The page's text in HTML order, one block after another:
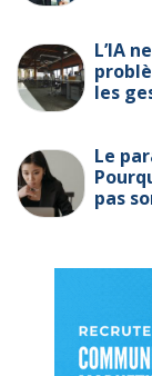
L’IA
les
Le
pas